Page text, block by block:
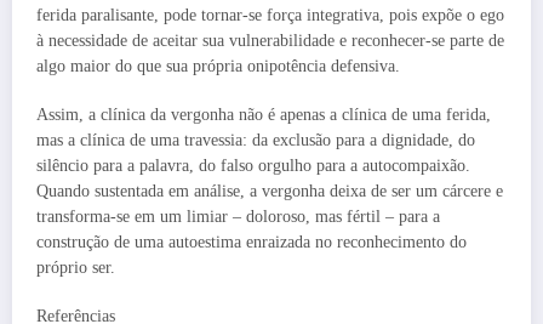
ferida paralisante, pode tornar-se força integrativa, pois expõe o ego
à necessidade de aceitar sua vulnerabilidade e reconhecer-se parte de
algo maior do que sua própria onipotência defensiva.
Assim, a clínica da vergonha não é apenas a clínica de uma ferida,
mas a clínica de uma travessia: da exclusão para a dignidade, do
silêncio para a palavra, do falso orgulho para a autocompaixão.
Quando sustentada em análise, a vergonha deixa de ser um cárcere e
transforma-se em um limiar – doloroso, mas fértil – para a
construção de uma autoestima enraizada no reconhecimento do
próprio ser.
Referências